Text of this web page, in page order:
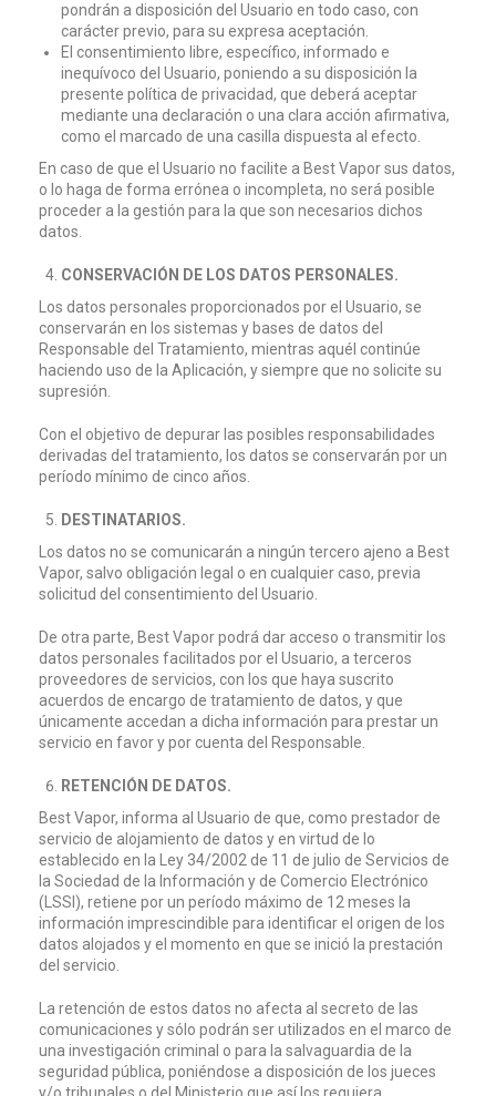
pondrán a disposición del Usuario en todo caso, con
carácter previo, para su expresa aceptación.
El consentimiento libre, específico, informado e
inequívoco del Usuario, poniendo a su disposición la
presente política de privacidad, que deberá aceptar
mediante una declaración o una clara acción afirmativa,
como el marcado de una casilla dispuesta al efecto.
En caso de que el Usuario no facilite a Best Vapor sus datos,
o lo haga de forma errónea o incompleta, no será posible
proceder a la gestión para la que son necesarios dichos
datos.
CONSERVACIÓN DE LOS DATOS PERSONALES.
Los datos personales proporcionados por el Usuario, se
conservarán en los sistemas y bases de datos del
Responsable del Tratamiento, mientras aquél continúe
haciendo uso de la Aplicación, y siempre que no solicite su
supresión.
Con el objetivo de depurar las posibles responsabilidades
derivadas del tratamiento, los datos se conservarán por un
período mínimo de cinco años.
DESTINATARIOS.
Los datos no se comunicarán a ningún tercero ajeno a Best
Vapor, salvo obligación legal o en cualquier caso, previa
solicitud del consentimiento del Usuario.
De otra parte, Best Vapor podrá dar acceso o transmitir los
datos personales facilitados por el Usuario, a terceros
proveedores de servicios, con los que haya suscrito
acuerdos de encargo de tratamiento de datos, y que
únicamente accedan a dicha información para prestar un
servicio en favor y por cuenta del Responsable.
RETENCIÓN DE DATOS.
Best Vapor, informa al Usuario de que, como prestador de
servicio de alojamiento de datos y en virtud de lo
establecido en la Ley 34/2002 de 11 de julio de Servicios de
la Sociedad de la Información y de Comercio Electrónico
(LSSI), retiene por un período máximo de 12 meses la
información imprescindible para identificar el origen de los
datos alojados y el momento en que se inició la prestación
del servicio.
La retención de estos datos no afecta al secreto de las
comunicaciones y sólo podrán ser utilizados en el marco de
una investigación criminal o para la salvaguardia de la
seguridad pública, poniéndose a disposición de los jueces